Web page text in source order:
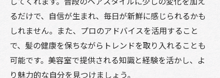
るだけで、自信が生まれ、毎日が新鮮に感じられるかも
しれません。また、プロのアドバイスを活用すること
で、髪の健康を保ちながらトレンドを取り入れることも
可能です。美容室で提供される知識と経験を活かし、よ
り魅力的な自分を見つけましょう。